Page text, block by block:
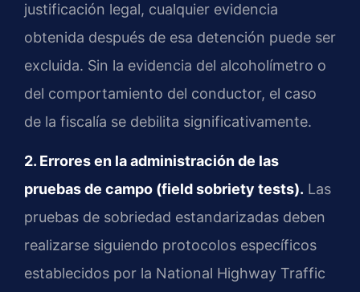
justificación legal, cualquier evidencia
obtenida después de esa detención puede ser
excluida. Sin la evidencia del alcoholímetro o
del comportamiento del conductor, el caso
de la fiscalía se debilita significativamente.
2. Errores en la administración de las
pruebas de campo (field sobriety tests). Las
pruebas de sobriedad estandarizadas deben
realizarse siguiendo protocolos específicos
establecidos por la National Highway Traffic